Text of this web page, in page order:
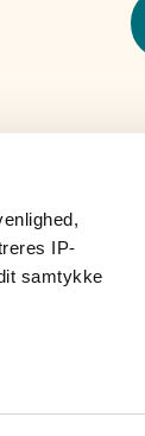
IP-
samtykke